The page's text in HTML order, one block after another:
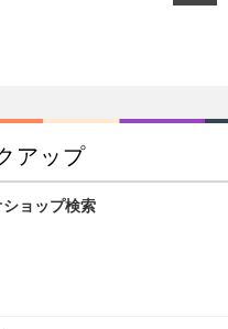
アップ
ョップ検索